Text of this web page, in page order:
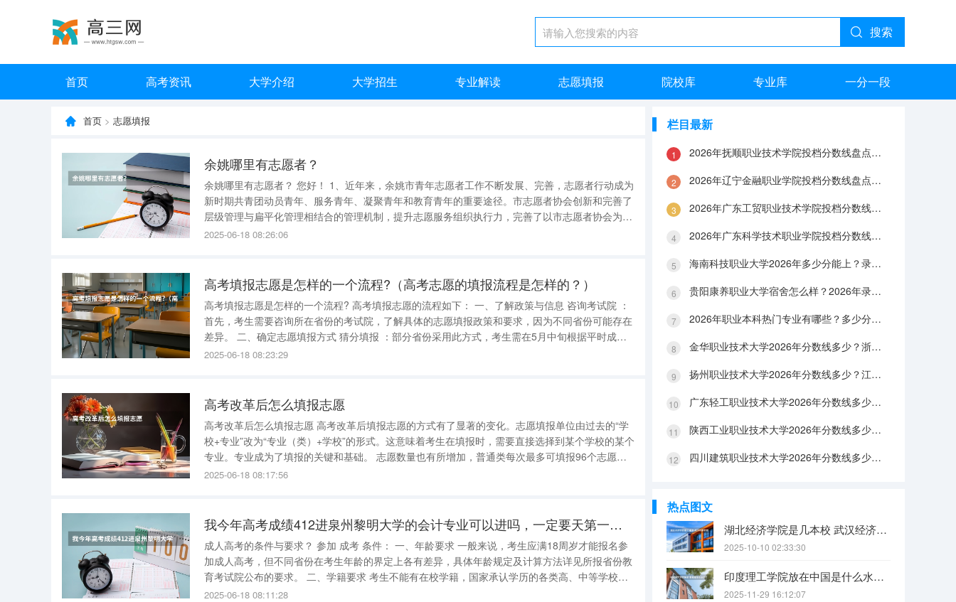
搜索
首页 高考资讯 大学介绍 大学招生 专业解读 志愿填报 院校库 专业库 一分一段
首页 > 志愿填报
余姚哪里有志愿者？
余姚哪里有志愿者？ 您好！ 1、近年来，余姚市青年志愿者工作不断发展、完善，志愿者行动成为
新时期共青团动员青年、服务青年、凝聚青年和教育青年的重要途径。市志愿者协会创新和完善了
层级管理与扁平化管理相结合的管理机制，提升志愿服务组织执行力，完善了以市志愿者协会为龙
头、社区（村）为落脚点的三级志愿服务组织络体系，先后成立和发展了志愿者服务站25个，志愿
2025-06-18 08:26:06
高考填报志愿是怎样的一个流程?（高考志愿的填报流程是怎样的？）
高考填报志愿是怎样的一个流程? 高考填报志愿的流程如下： 一、了解政策与信息 咨询考试院 ：
首先，考生需要咨询所在省份的考试院，了解具体的志愿填报政策和要求，因为不同省份可能存在
差异。 二、确定志愿填报方式 猜分填报 ：部分省份采用此方式，考生需在5月中旬根据平时成绩
和模拟考试成绩预测高考分数，并据此填报志愿。 估分填报 ：部分省份在高考刚结束后的6月中
2025-06-18 08:23:29
高考改革后怎么填报志愿
高考改革后怎么填报志愿 高考改革后填报志愿的方式有了显著的变化。志愿填报单位由过去的“学
校+专业”改为“专业（类）+学校”的形式。这意味着考生在填报时，需要直接选择到某个学校的某个
专业。专业成为了填报的关键和基础。 志愿数量也有所增加，普通类每次最多可填报96个志愿，
而艺术类和体育类每次最多可填报70个志愿。这为考生提供了更多的选择机会，但也意味着考生需
2025-06-18 08:17:56
我今年高考成绩412进泉州黎明大学的会计专业可以进吗，一定要天第一个志愿才可以录取，有这回事吗
成人高考的条件与要求？ 参加 成考 条件： 一、年龄要求 一般来说，考生应满18周岁才能报名参
加成人高考，但不同省份在考生年龄的界定上各有差异，具体年龄规定及计算方法详见所报省份教
育考试院公布的要求。 二、学籍要求 考生不能有在校学籍，国家承认学历的各类高、中等学校在
校生一律不得参加报考。 三、学历要求 考生报考的招生层次不同，报考的学历要求也会有所不
2025-06-18 08:11:28
栏目最新
2026年抚顺职业技术学院投档分数线盘点：录取分数、生活与就业指南
2026年辽宁金融职业学院投档分数线盘点：录取分数、生活与就业指南
2026年广东工贸职业技术学院投档分数线盘点：录取分数、生活与就业指南
2026年广东科学技术职业学院投档分数线盘点：录取分数、生活与就业指南
海南科技职业大学2026年多少分能上？录取分数线与生活成本解答
贵阳康养职业大学宿舍怎么样？2026年录取分数、费用及入学手续
2026年职业本科热门专业有哪些？多少分能上？绿牌专业有哪些？
金华职业技术大学2026年分数线多少？浙江考生563分能上吗？机械专业好就业吗？
扬州职业技术大学2026年分数线多少？江苏考生528分能上吗？医养照护好就业吗？
广东轻工职业技术大学2026年分数线多少？广东考生542分能上吗？
陕西工业职业技术大学2026年分数线多少？陕西考生355分能上吗？机械专业好就业吗？
四川建筑职业技术大学2026年分数线多少？四川考生510分能上吗？建筑专业好就业吗？
热点图文
湖北经济学院是几本校 武汉经济学院是几本
2025-10-10 02:33:30
印度理工学院放在中国是什么水平？
2025-11-29 16:12:07